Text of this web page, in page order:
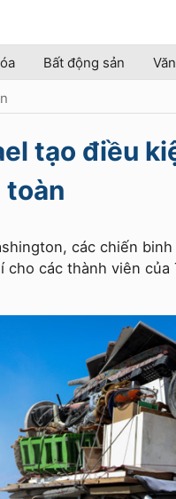
Bất động sản
tạo điều
toàn
các chiến
cho các thành viên